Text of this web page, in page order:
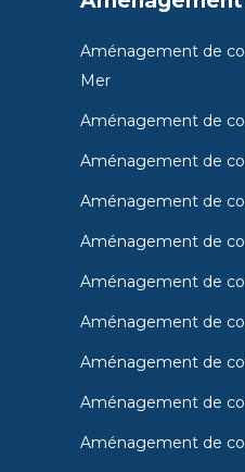
Aménagement de
Mer
Aménagement de
Aménagement de
Aménagement de
Aménagement de
Aménagement de
Aménagement de
Aménagement de
Aménagement de
Aménagement de